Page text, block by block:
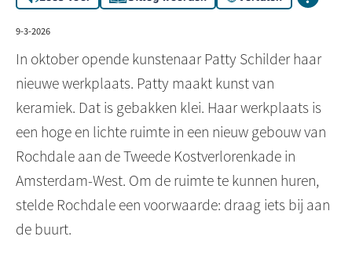
9-3-2026
In oktober opende kunstenaar Patty Schilder haar
nieuwe werkplaats. Patty maakt kunst van
keramiek. Dat is gebakken klei. Haar werkplaats is
een hoge en lichte ruimte in een nieuw gebouw van
Rochdale aan de Tweede Kostverlorenkade in
Amsterdam-West. Om de ruimte te kunnen huren,
stelde Rochdale een voorwaarde: draag iets bij aan
de buurt.